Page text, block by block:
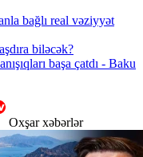
bağlı real vəziyyət
biləcək?
başa çatdı - Baku
Oxşar xəbərlər